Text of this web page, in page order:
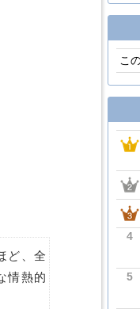
ど、全
情熱的
こ
4
5